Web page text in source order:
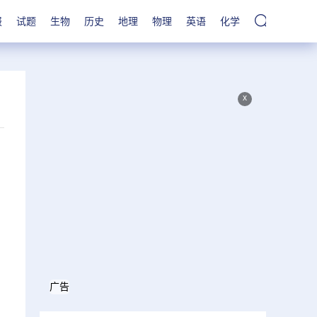
试题 生物 历史 地理 物理 英语 化学
x
广告